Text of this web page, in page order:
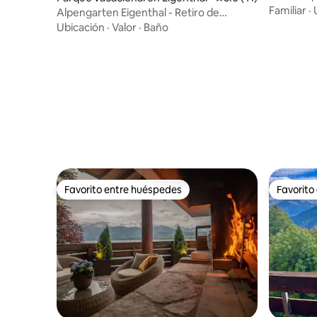
Alpengarten Eigenthal - Retiro de
bienestar privado
Ubicación · Valor · Baño
Familiar ·
Favorito entre huéspedes
Favorito entre huéspedes Favorito